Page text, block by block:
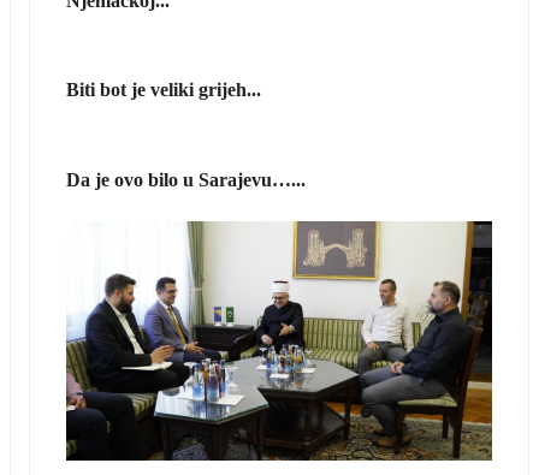
Biti bot je veliki grijeh...
Da je ovo bilo u Sarajevu…...